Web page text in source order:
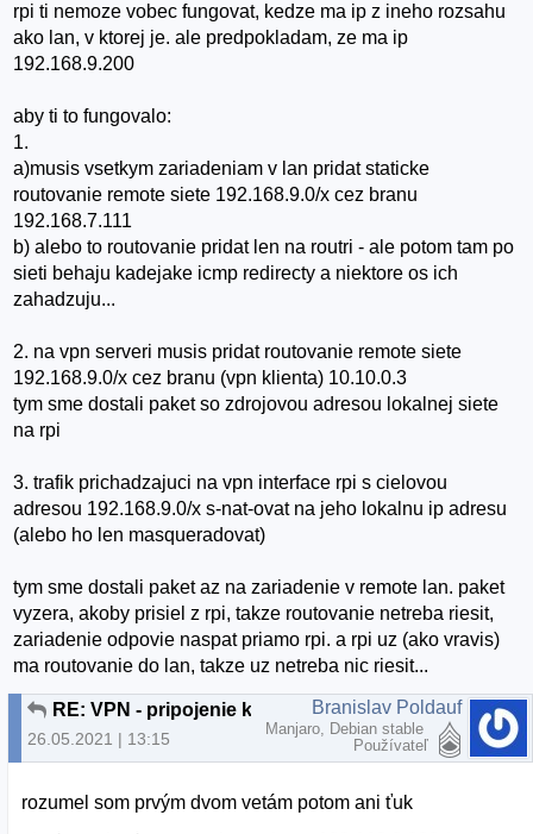
rpi ti nemoze vobec fungovat, kedze ma ip z ineho rozsahu
ako lan, v ktorej je. ale predpokladam, ze ma ip
192.168.9.200
aby ti to fungovalo:
1.
a)musis vsetkym zariadeniam v lan pridat staticke
routovanie remote siete 192.168.9.0/x cez branu
192.168.7.111
b) alebo to routovanie pridat len na routri - ale potom tam po
sieti behaju kadejake icmp redirecty a niektore os ich
zahadzuju...
2. na vpn serveri musis pridat routovanie remote siete
192.168.9.0/x cez branu (vpn klienta) 10.10.0.3
tym sme dostali paket so zdrojovou adresou lokalnej siete
na rpi
3. trafik prichadzajuci na vpn interface rpi s cielovou
adresou 192.168.9.0/x s-nat-ovat na jeho lokalnu ip adresu
(alebo ho len masqueradovat)
tym sme dostali paket az na zariadenie v remote lan. paket
vyzera, akoby prisiel z rpi, takze routovanie netreba riesit,
zariadenie odpovie naspat priamo rpi. a rpi uz (ako vravis)
ma routovanie do lan, takze uz netreba nic riesit...
RE: VPN - pripojenie k lokalnej sieti cez klienta
26.05.2021 | 13:15
Branislav Poldauf
Manjaro, Debian stable
Používateľ
rozumel som prvým dvom vetám potom ani ťuk